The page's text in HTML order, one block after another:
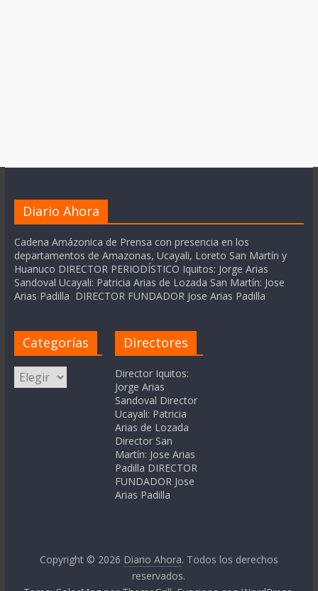
Diario Ahora
Cadena Amázonica de Prensa con presencia en los
departamentos de Amazonas, Ucayali, Loreto San Martín y
Huanuco DIRECTOR PERIODÍSTICO Iquitos: Jorge Arias
Sandoval Ucayali: Patricia Arias de Lozada San Martín: Jose
Arias Padilla DIRECTOR FUNDADOR Jose Arias Padilla
Categorías
Categorías
Directores
Director Iquitos:
Jorge Arias
Sandoval Director
Ucayali: Patricia
Arias de Lozada
Director San
Martín: Jose Arias
Padilla DIRECTOR
FUNDADOR Jose
Arias Padilla
Copyright © 2026 Diario Ahora. Todos los derechos
reservados.